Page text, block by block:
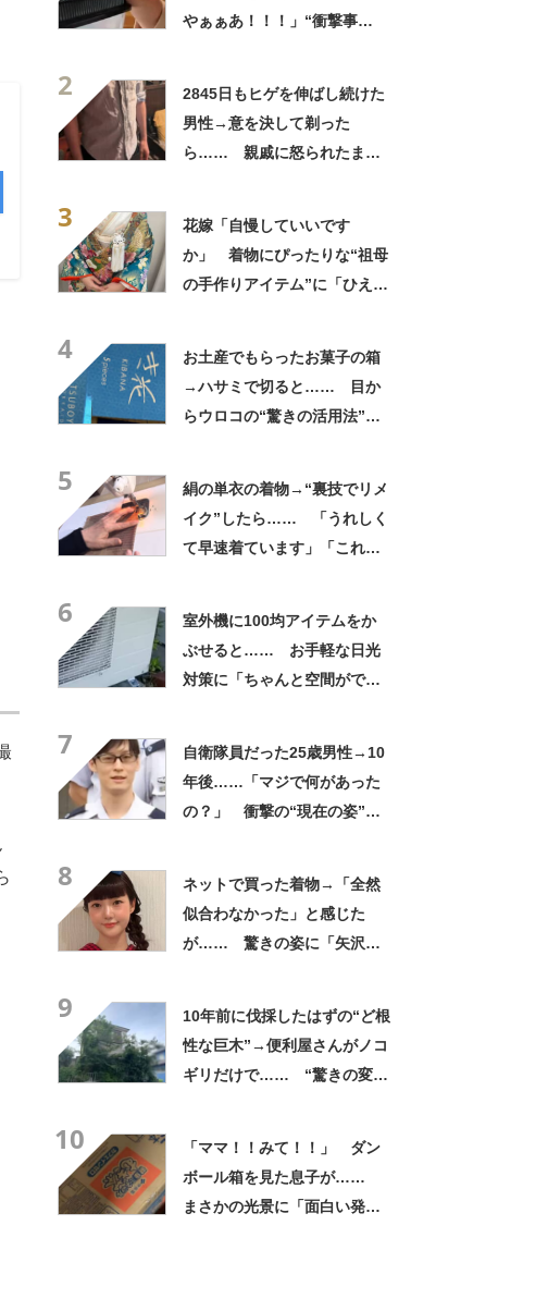
やぁぁあ！！！」“衝撃事
2
2845日もヒゲを伸ばし続けた
男性→意を決して剃った
ら…… 親戚に怒られたまさ
3
花嫁「自慢していいです
か」 着物にぴったりな“祖母
の手作りアイテム”に「ひえ
4
お土産でもらったお菓子の箱
→ハサミで切ると…… 目か
らウロコの“驚きの活用法”に
5
絹の単衣の着物→“裏技でリメ
イク”したら…… 「うれしく
て早速着ています」「これか
6
室外機に100均アイテムをか
ぶせると…… お手軽な日光
対策に「ちゃんと空間ができ
7
自衛隊員だった25歳男性→10
年後……「マジで何があった
の？」 衝撃の“現在の姿”が
8
ネットで買った着物→「全然
似合わなかった」と感じた
が…… 驚きの姿に「矢沢あ
9
10年前に伐採したはずの“ど根
性な巨木”→便利屋さんがノコ
ギリだけで…… “驚きの変
10
「ママ！！みて！！」 ダン
ボール箱を見た息子が……
まさかの光景に「面白い発